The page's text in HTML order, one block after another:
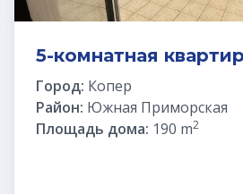
5-комнатная
Город: Копер
Район: Южная Приморская
Площадь дома: 190 m2